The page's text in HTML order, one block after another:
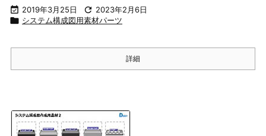
 2019年3月25日  2023年2月6日
 システム構成図用素材パーツ
詳細